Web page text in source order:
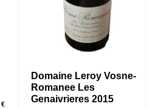
€
Domaine Leroy Vosne-
Romanee Les
Genaivrieres 2015